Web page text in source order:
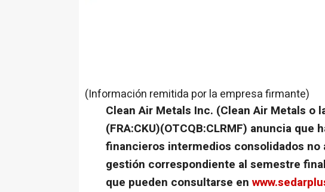
(Información remitida por la empresa firmante)
Clean Air Metals Inc. (Clean Air Metals o
(FRA:CKU)(OTCQB:CLRMF) anuncia
financieros intermedios consolidados no
gestión correspondiente al semestre
que pueden consultarse en